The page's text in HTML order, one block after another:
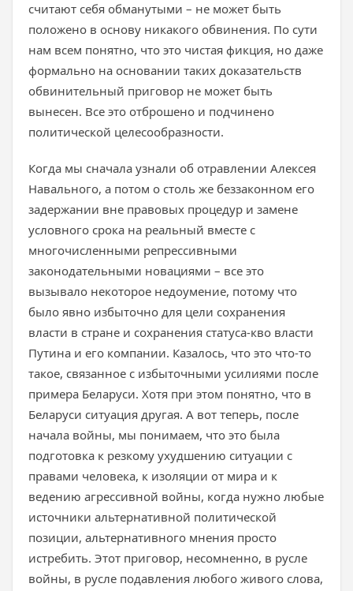
считают себя обманутыми – не может быть
положено в основу никакого обвинения. По сути
нам всем понятно, что это чистая фикция, но даже
формально на основании таких доказательств
обвинительный приговор не может быть
вынесен. Все это отброшено и подчинено
политической целесообразности.
Когда мы сначала узнали об отравлении Алексея
Навального, а потом о столь же беззаконном его
задержании вне правовых процедур и замене
условного срока на реальный вместе с
многочисленными репрессивными
законодательными новациями – все это
вызывало некоторое недоумение, потому что
было явно избыточно для цели сохранения
власти в стране и сохранения статуса-кво власти
Путина и его компании. Казалось, что это что-то
такое, связанное с избыточными усилиями после
примера Беларуси. Хотя при этом понятно, что в
Беларуси ситуация другая. А вот теперь, после
начала войны, мы понимаем, что это была
подготовка к резкому ухудшению ситуации с
правами человека, к изоляции от мира и к
ведению агрессивной войны, когда нужно любые
источники альтернативной политической
позиции, альтернативного мнения просто
истребить. Этот приговор, несомненно, в русле
войны, в русле подавления любого живого слова,